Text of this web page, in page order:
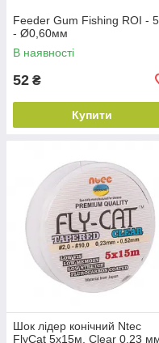
Feeder Gum Fishing ROI -
- Ø0,60мм
В наявності
52 ₴
Купити
Шок лідер конічний Ntec
FlyCat 5х15м, Clear 0,23